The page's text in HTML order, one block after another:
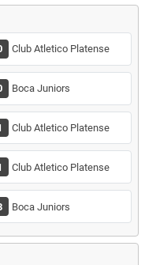
Club Atletico Platense
Boca Juniors
Club Atletico Platense
Club Atletico Platense
Boca Juniors